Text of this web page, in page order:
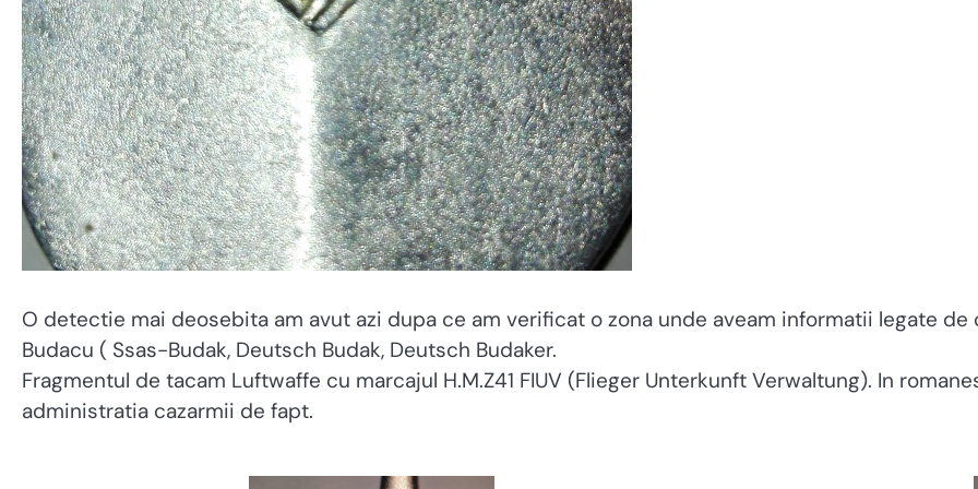
O detectie mai deosebita am avut azi dupa ce am verificat o zona unde aveam informatii legate
Budacu ( Ssas-Budak, Deutsch Budak, Deutsch Budaker.
Fragmentul de tacam Luftwaffe cu marcajul H.M.Z41 FIUV (Flieger Unterkunft Verwaltung). In
administratia cazarmii de fapt.